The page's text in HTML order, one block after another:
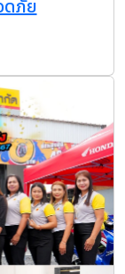
ดภัย